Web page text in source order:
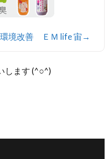
環境改善 ＥＭ life 宙→
します (^○^)